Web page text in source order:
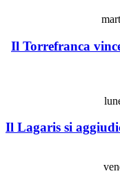
Il Torrefranca
Il Lagaris si